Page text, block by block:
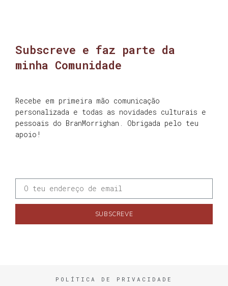
Subscreve e faz parte da
minha Comunidade
Recebe em primeira mão comunicação
personalizada e todas as novidades culturais e
pessoais do BranMorrighan. Obrigada pelo teu
apoio!
SUBSCREVE
POLÍTICA DE PRIVACIDADE